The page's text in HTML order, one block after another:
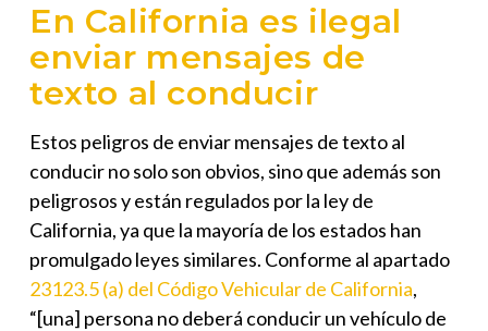
En California es ilegal
enviar mensajes de
texto al conducir
Estos peligros de enviar mensajes de texto al
conducir no solo son obvios, sino que además son
peligrosos y están regulados por la ley de
California, ya que la mayoría de los estados han
promulgado leyes similares. Conforme al apartado
23123.5 (a) del Código Vehicular de California,
“[una] persona no deberá conducir un vehículo de